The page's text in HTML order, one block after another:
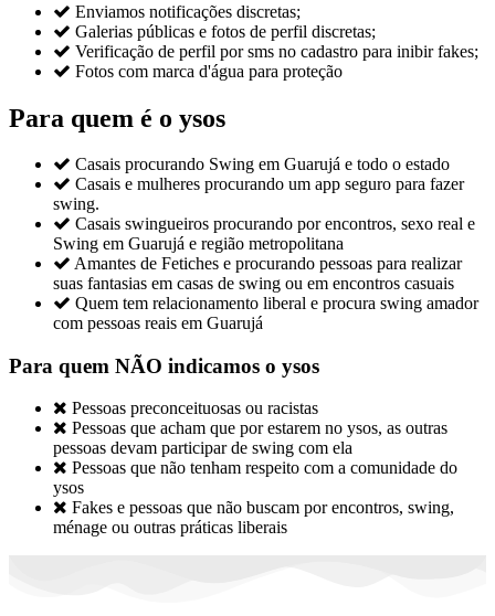
 Enviamos notificações discretas;
 Galerias públicas e fotos de perfil discretas;
 Verificação de perfil por sms no cadastro para inibir fakes;
 Fotos com marca d'água para proteção
Para quem é o ysos
 Casais procurando Swing em Guarujá e todo o estado
 Casais e mulheres procurando um app seguro para fazer
swing.
 Casais swingueiros procurando por encontros, sexo real e
Swing em Guarujá e região metropolitana
 Amantes de Fetiches e procurando pessoas para realizar
suas fantasias em casas de swing ou em encontros casuais
 Quem tem relacionamento liberal e procura swing amador
com pessoas reais em Guarujá
Para quem NÃO indicamos o ysos
 Pessoas preconceituosas ou racistas
 Pessoas que acham que por estarem no ysos, as outras
pessoas devam participar de swing com ela
 Pessoas que não tenham respeito com a comunidade do
ysos
 Fakes e pessoas que não buscam por encontros, swing,
ménage ou outras práticas liberais